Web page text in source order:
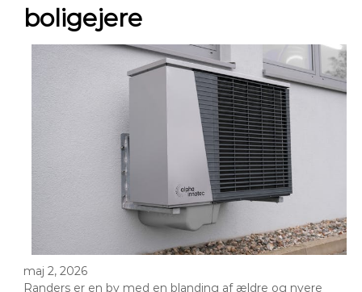
boligejere
maj 2, 2026
Randers er en by med en blanding af ældre og nyere